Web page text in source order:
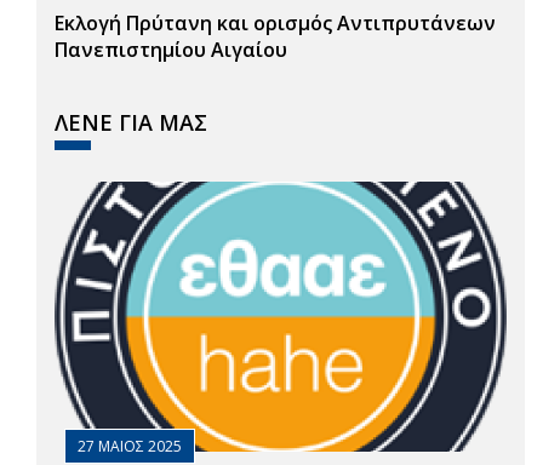
Εκλογή Πρύτανη και ορισμός Αντιπρυτάνεων
Πανεπιστημίου Αιγαίου
ΛΕΝΕ ΓΙΑ ΜΑΣ
27 ΜΑΙΟΣ 2025